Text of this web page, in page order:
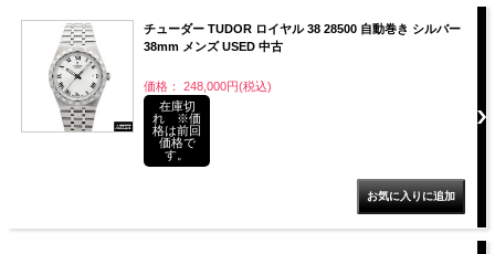
チューダー TUDOR ロイヤル 38 28500 自動巻き シルバー
38mm メンズ USED 中古
価格： 248,000円(税込)
在庫切
れ ※価
格は前回
価格で
す。